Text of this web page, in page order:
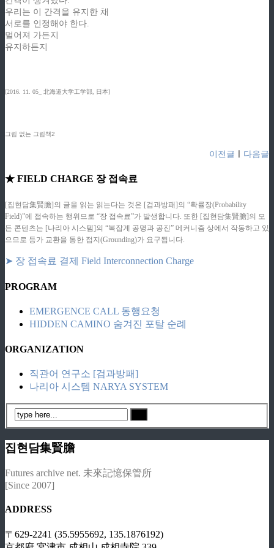
우리는 이 간격을 유지한 채
서로를 인정해야 한다.
멀어져 가든지
유지하든지
[2016. 11. 05_ 北海道大学工学部, 日本]
그림 없는 그림책2
이전글 다음글
★ FIELD CHARGE 장 접속료
[집현담集賢膽]의 글을 읽는 읽는다는 것은 [검과방패]의 “확률장(Probability
Field)”에 접속하는 행위므로 “장 접속료”가 발생합니다. 또한 [집현담集賢膽]의 모
든 콘텐츠는 [나리아 시스템]의 “복잡계 공명과 공진” 메커니즘 상에서 작동하고 있
으므로 등가 교환을 통한 접지(Grounding)가 요구됩니다.
➤ 장 접속료 결제 Field Interconnection Charge
PROGRAM
EMERGENCE CALL 동행요청
HIDDEN CAMINO 숨겨진 포탈 순례
ORGANIZATION
직관어 연구소 [검과방패]
나리아 시스템 NARYA SYSTEM
집현담集賢膽
Futures archive net. 未來記憶保管所
[Since 2007]
ADDRESS
〒629-2241 (35.5955692, 135.1876192)